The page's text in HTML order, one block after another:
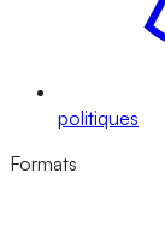
politiques
Formats